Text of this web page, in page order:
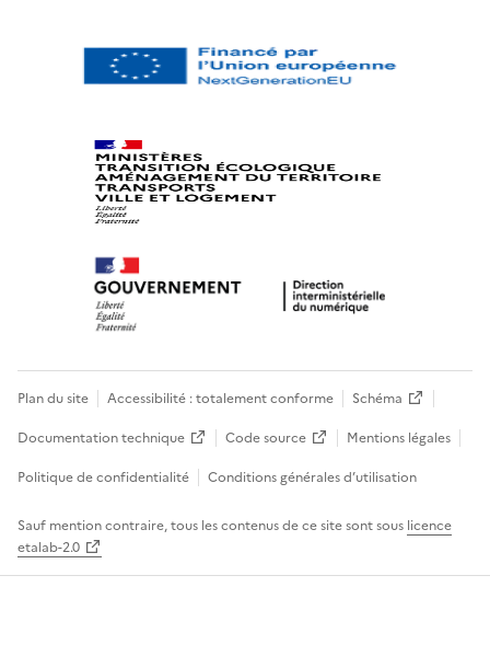
Plan du site Accessibilité : totalement conforme
Schéma
Documentation technique
Code source
Mentions légales
Politique de confidentialité
Conditions générales d’utilisation
Sauf mention contraire, tous les contenus de ce site sont sous licence
etalab-2.0